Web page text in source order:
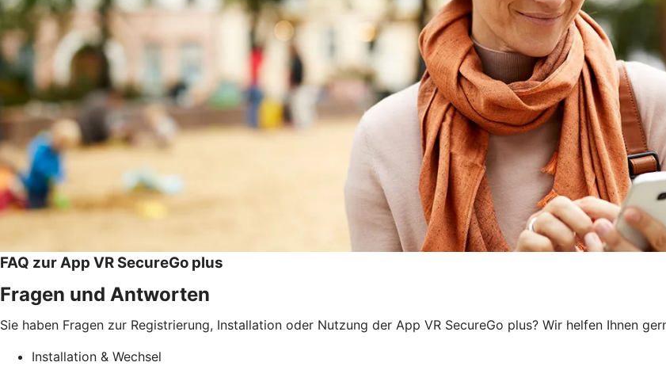
FAQ zur App VR SecureGo plus
Fragen und Antworten
Sie haben Fragen zur Registrierung, Installation oder Nutzung der App VR SecureGo plus? Wir helfen Ihnen
Installation & Wechsel